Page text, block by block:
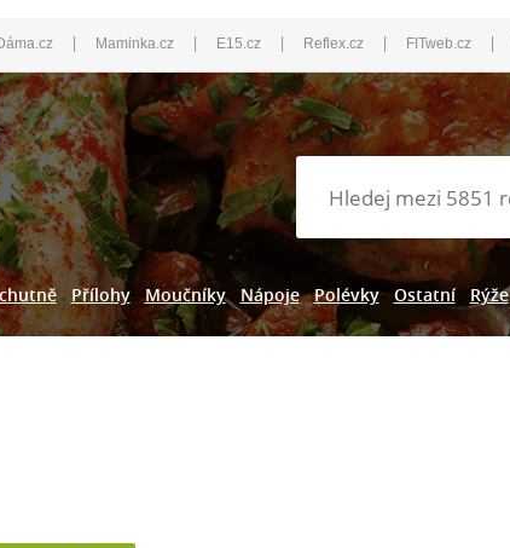
| Maminka.cz | E15.cz | Reflex.cz | FITweb.cz |
Přílohy Moučníky Nápoje Polévky Ostatní Rýže